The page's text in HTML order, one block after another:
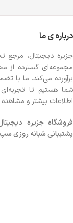
درباره ی ما
جزیره دیجیتال، مرجع
مجموعه‌ای گسترده از
برآورده می‌کند. ما با
شما هستیم تا تجربه‌ای
اطلاعات بیشتر و
فروشگاهجزیره
پشتیبانی شبانه روزی سپ: 84080-